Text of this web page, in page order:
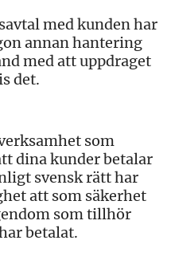
med kunden har
annan hantering
med att uppdraget
det.
som
dina kunder betalar
svensk rätt har
att som säkerhet
som tillhör
betalat.